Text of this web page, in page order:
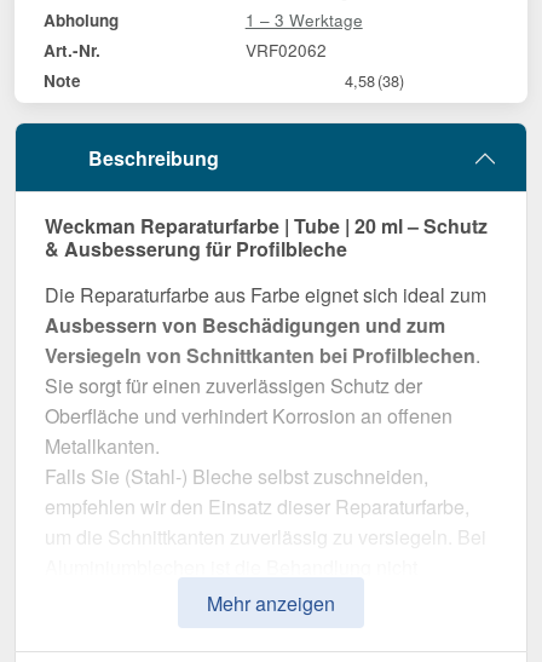
Abholung 1 – 3 Werktage
Art.-Nr. VRF02062
Note 4,58(38)
Beschreibung
Weckman Reparaturfarbe | Tube | 20 ml – Schutz
& Ausbesserung für Profilbleche
Die Reparaturfarbe aus Farbe eignet sich ideal zum
Ausbessern von Beschädigungen und zum
Versiegeln von Schnittkanten bei Profilblechen.
Sie sorgt für einen zuverlässigen Schutz der
Oberfläche und verhindert Korrosion an offenen
Metallkanten.
Falls Sie (Stahl-) Bleche selbst zuschneiden,
empfehlen wir den Einsatz dieser Reparaturfarbe,
um die Schnittkanten zuverlässig zu versiegeln. Bei
zwingend erforderlich, da Aluminium nicht rostet.
Mehr anzeigen